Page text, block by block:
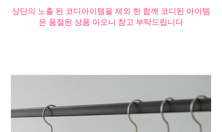
상단의 노출 된 코디아이템을 제외 한 함께 코디된 아이템
은 품절된 상품 이오니 참고 부탁드립니다